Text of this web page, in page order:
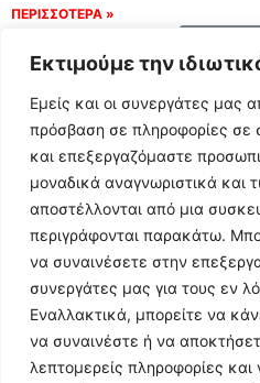
Εκτιμούμε την
Εμείς και οι συνεργάτες μας
πρόσβαση σε πληροφορίες
και επεξεργαζόμαστε
μοναδικά αναγνωριστικά και
αποστέλλονται από μια
περιγράφονται παρακάτω.
να συναινέσετε στην
συνεργάτες μας για τους εν
Εναλλακτικά, μπορείτε να
να συναινέστε ή να
λεπτομερείς πληροφορίες και
ΠΕΡΙΣΣΟΤΕΡΑ »